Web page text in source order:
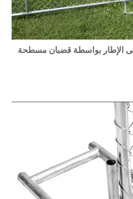
النوع 2: يتم تثبيت الجانبين الرأسيين على الإطار بواسطة قضبان مسطحة